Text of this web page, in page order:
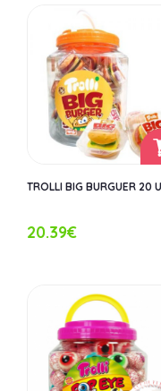
TROLLI BIG BURGUER 20
20.39€